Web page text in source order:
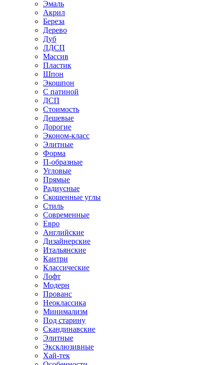
Эмаль
Акрил
Береза
Дерево
Дуб
ЛДСП
Массив
Пластик
Шпон
Экошпон
С патиной
ДСП
Стоимость
Дешевые
Дорогие
Эконом-класс
Элитные
Форма
П-образные
Угловые
Прямые
Радиусные
Скошенные углы
Стиль
Современные
Евро
Английские
Дизайнерские
Итальянские
Кантри
Классические
Лофт
Модерн
Прованс
Неоклассика
Минимализм
Под старину
Скандинавские
Элитные
Эксклюзивные
Хай-тек